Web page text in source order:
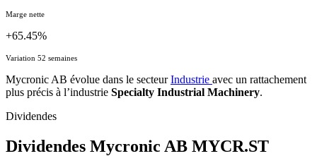
Marge nette
+65.45%
Variation 52 semaines
Mycronic AB évolue dans le secteurIndustrie avec un rattachement
plus précis à l’industrie Specialty Industrial Machinery.
Dividendes
Dividendes Mycronic AB MYCR.ST